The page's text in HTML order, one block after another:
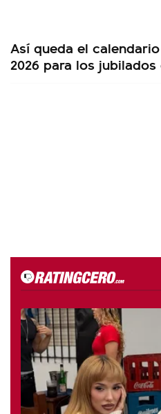
Así queda el
2026 para los jubilados